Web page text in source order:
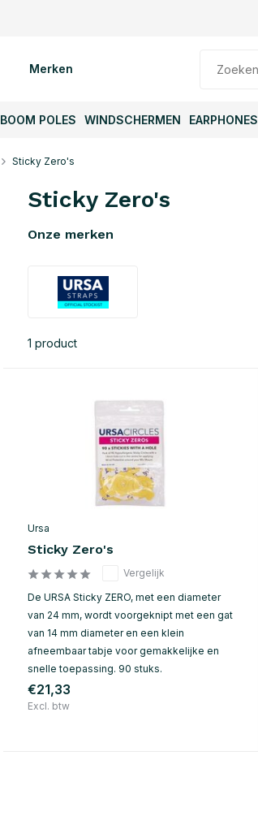
Merken
BOOM POLES WINDSCHERMEN EARPHONES
Sticky Zero's
Sticky Zero's
Onze merken
1 product
Ursa
Sticky Zero's
Vergelijk
De URSA Sticky ZERO, met een diameter
van 24 mm, wordt voorgeknipt met een gat
van 14 mm diameter en een klein
afneembaar tabje voor gemakkelijke en
snelle toepassing. 90 stuks.
€21,33
Excl. btw